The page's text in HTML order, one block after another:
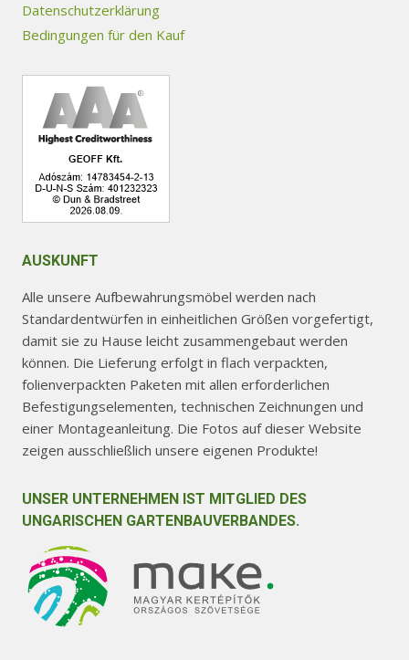
Datenschutzerklärung
Bedingungen für den Kauf
AUSKUNFT
Alle unsere Aufbewahrungsmöbel werden nach
Standardentwürfen in einheitlichen Größen vorgefertigt,
damit sie zu Hause leicht zusammengebaut werden
können. Die Lieferung erfolgt in flach verpackten,
folienverpackten Paketen mit allen erforderlichen
Befestigungselementen, technischen Zeichnungen und
einer Montageanleitung. Die Fotos auf dieser Website
zeigen ausschließlich unsere eigenen Produkte!
UNSER UNTERNEHMEN IST MITGLIED DES
UNGARISCHEN GARTENBAUVERBANDES.